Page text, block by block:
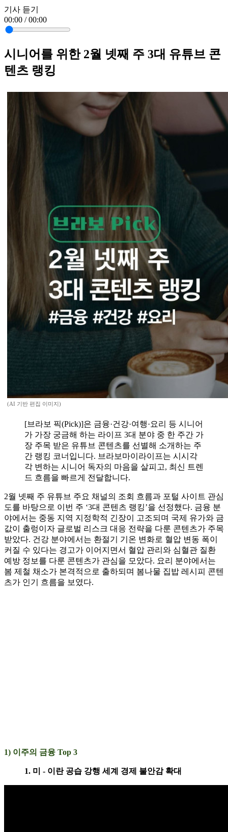
기사 듣기
00:00 / 00:00
시니어를 위한 2월 넷째 주 3대 유튜브 콘
텐츠 랭킹
(AI 기반 편집 이미지)
[브라보 픽(Pick)]은 금융·건강·여행·요리 등 시니어
가 가장 궁금해 하는 라이프 3대 분야 중 한 주간 가
장 주목 받은 유튜브 콘텐츠를 선별해 소개하는 주
간 랭킹 코너입니다. 브라보마이라이프는 시시각
각 변하는 시니어 독자의 마음을 살피고, 최신 트렌
드 흐름을 빠르게 전달합니다.
2월 넷째 주 유튜브 주요 채널의 조회 흐름과 포털 사이트 관심
도를 바탕으로 이번 주 ‘3대 콘텐츠 랭킹’을 선정했다. 금융 분
야에서는 중동 지역 지정학적 긴장이 고조되며 국제 유가와 금
값이 출렁이자 글로벌 리스크 대응 전략을 다룬 콘텐츠가 주목
받았다. 건강 분야에서는 환절기 기온 변화로 혈압 변동 폭이
커질 수 있다는 경고가 이어지면서 혈압 관리와 심혈관 질환
예방 정보를 다룬 콘텐츠가 관심을 모았다. 요리 분야에서는
봄 제철 채소가 본격적으로 출하되며 봄나물 집밥 레시피 콘텐
츠가 인기 흐름을 보였다.
1) 이주의 금융 Top 3
1. 미 - 이란 공습 강행 세계 경제 불안감 확대